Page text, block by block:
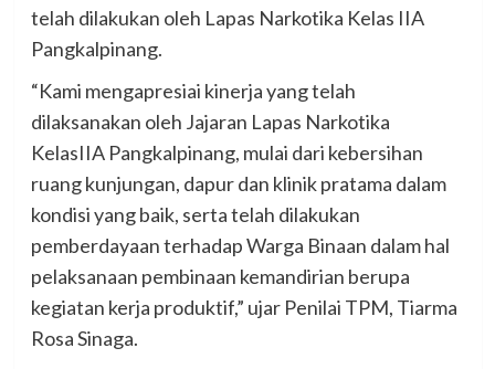
telah dilakukan oleh Lapas Narkotika Kelas IIA
Pangkalpinang.
“Kami mengapresiai kinerja yang telah
dilaksanakan oleh Jajaran Lapas Narkotika
KelasIIA Pangkalpinang, mulai dari kebersihan
ruang kunjungan, dapur dan klinik pratama dalam
kondisi yang baik, serta telah dilakukan
pemberdayaan terhadap Warga Binaan dalam hal
pelaksanaan pembinaan kemandirian berupa
kegiatan kerja produktif,” ujar Penilai TPM, Tiarma
Rosa Sinaga.